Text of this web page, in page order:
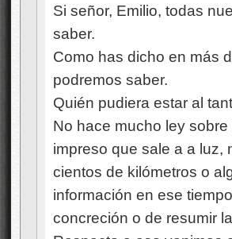
Si señor, Emilio, todas
saber.
Como has dicho en más
podremos saber.
Quién pudiera estar al
No hace mucho ley
impreso que sale a a luz,
cientos de kilómetros o
información en ese
concreción o de resumir